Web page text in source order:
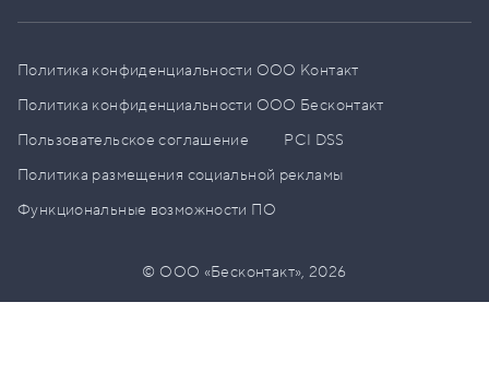
Политика конфиденциальности ООО Контакт
Политика конфиденциальности ООО Бесконтакт
Пользовательское соглашение
PCI DSS
Политика размещения социальной рекламы
Функциональные возможности ПО
© ООО «Бесконтакт»,2026